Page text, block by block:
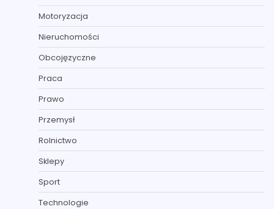
Motoryzacja
Nieruchomości
Obcojęzyczne
Praca
Prawo
Przemysł
Rolnictwo
Sklepy
Sport
Technologie